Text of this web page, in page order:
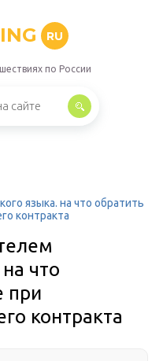
RU
по России
языка. на что обратить
контракта
что
при
контракта